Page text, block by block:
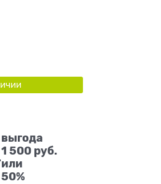
выгода
1 500 руб.
или
50%